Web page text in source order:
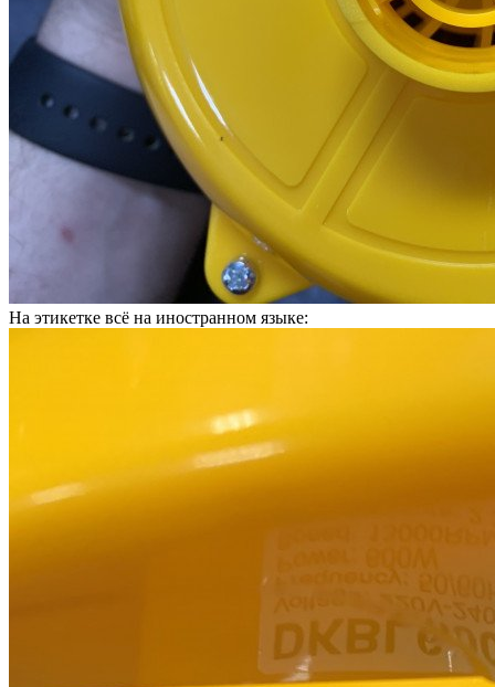
На этикетке всё на иностранном языке: